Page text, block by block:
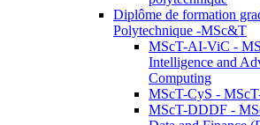
Diplôme de formation
Polytechnique -MSc&T
MScT-AI-ViC -
Intelligence and
Computing
MScT-CyS -
MScT-DDDF -